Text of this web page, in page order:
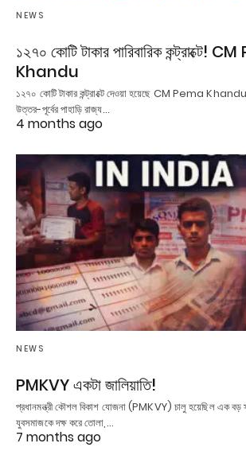
NEWS
১২৭০ কোটি টাকার পারিবারিক কন্ট্রাক্টে!
Khandu
১২৭০ কোটি টাকার কন্ট্রাক্টে দেওয়া হয়েছে CM Pema
উত্তর-পূর্বের পাহাড়ি রাজ্য…
4 months ago
NEWS
PMKVY একটা জালিয়াতি!
প্রধানমন্ত্রী কৌশল বিকাশ যোজনা (PMKVY) চালু হয়েছিল এক বড়
যুবসমাজকে দক্ষ করে তোলা,…
7 months ago